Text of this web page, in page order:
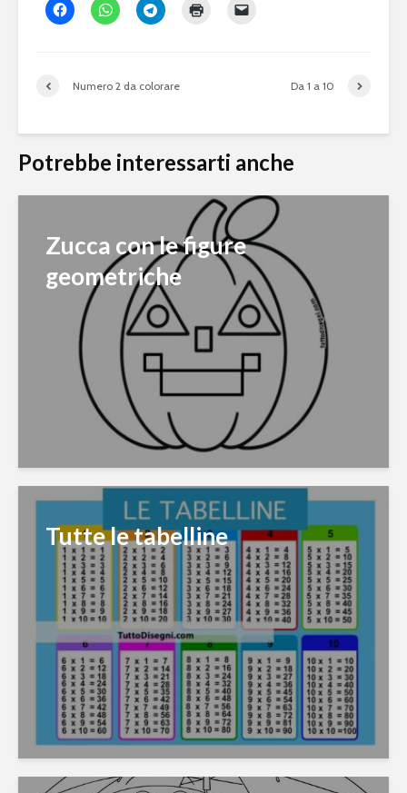
Numero 2 da colorare Da 1 a 10
Potrebbe interessarti anche
Zucca con le figure
geometriche
Tutte le tabelline